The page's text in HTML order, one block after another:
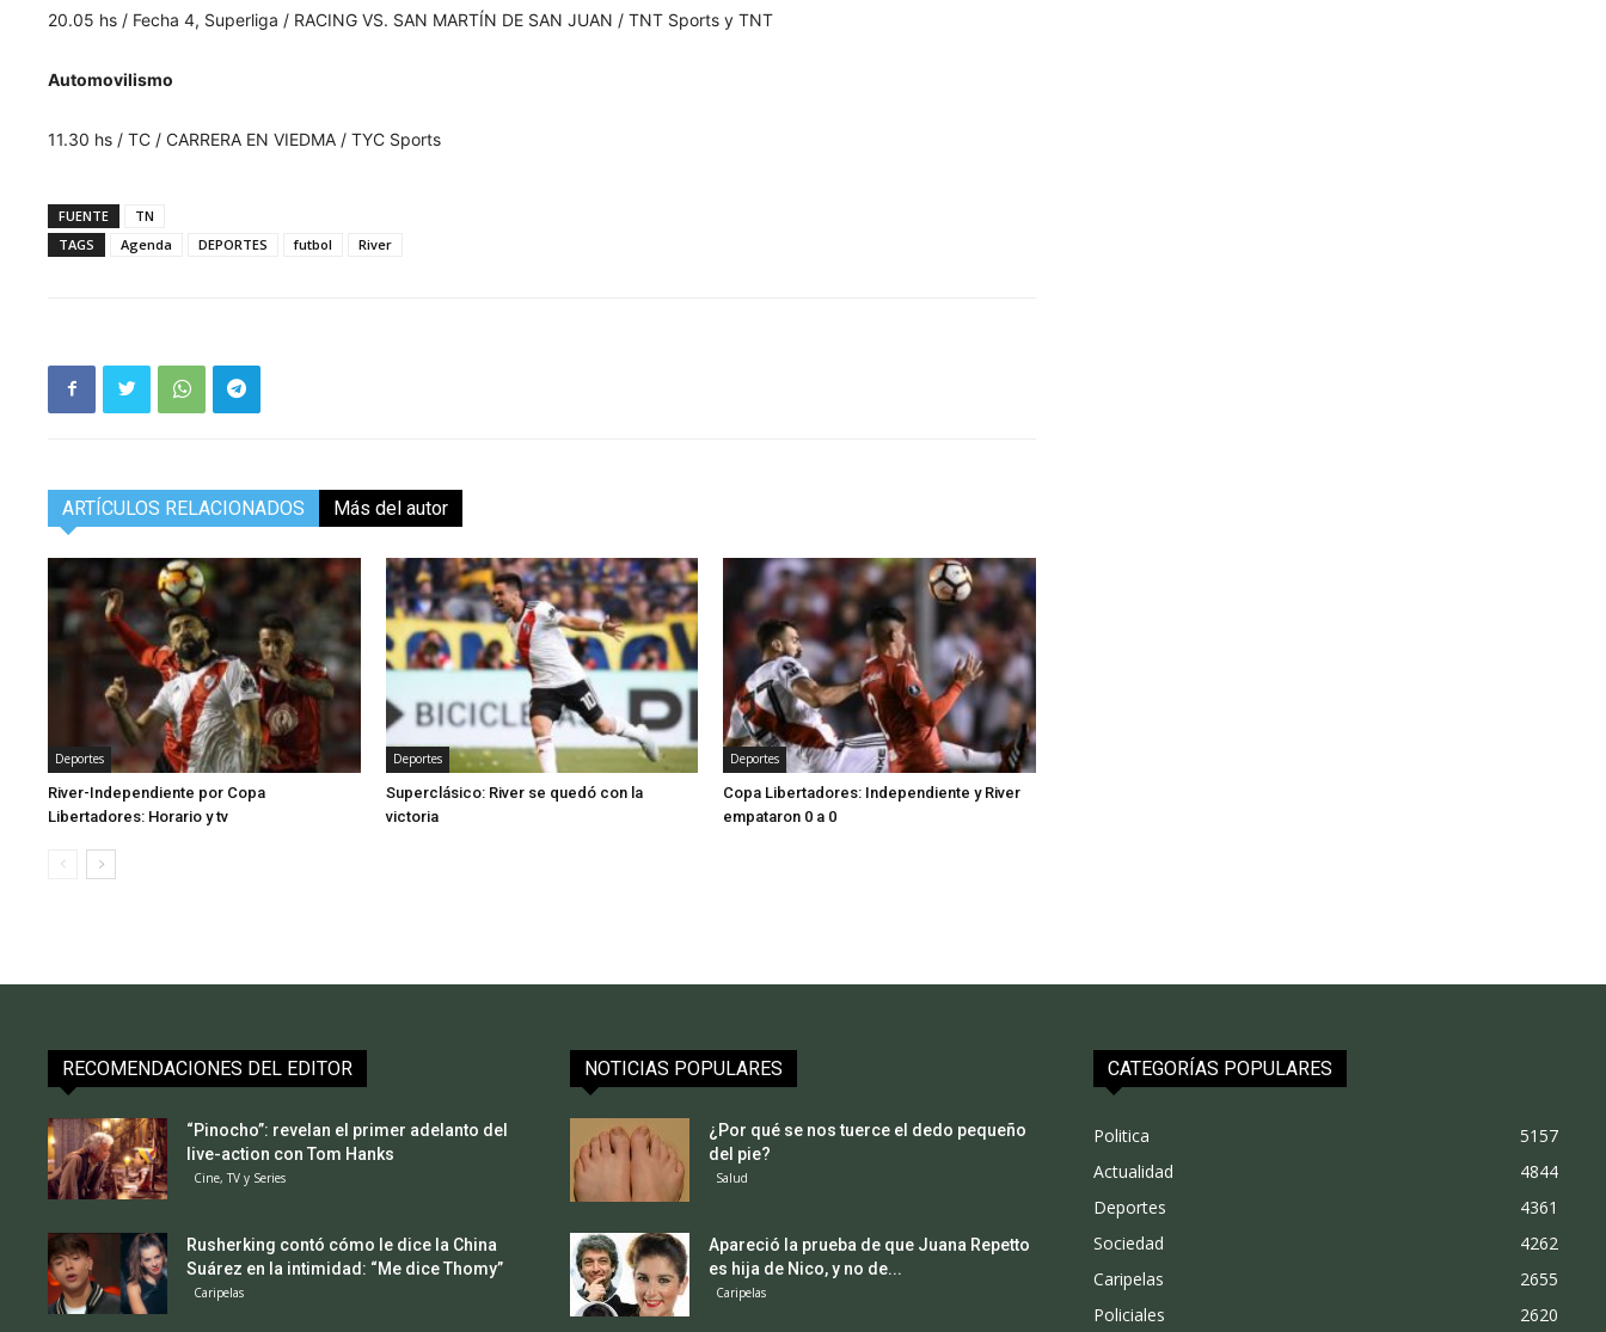
20.05 hs / Fecha 4, Superliga / RACING VS. SAN MARTÍN DE SAN JUAN / TNT Sports y TNT
Automovilismo
11.30 hs / TC / CARRERA EN VIEDMA / TYC Sports
FUENTE
TN
TAGS
Agenda DEPORTES futbol River
ARTÍCULOS RELACIONADOS Más del autor
Deportes
River-Independiente por Copa
Libertadores: Horario y tv
Deportes
Superclásico: River se quedó con la
victoria
Deportes
Copa Libertadores: Independiente y River
empataron 0 a 0
RECOMENDACIONES DEL EDITOR
“Pinocho”: revelan el primer adelanto del
live-action con Tom Hanks
Cine, TV y Series
Rusherking contó cómo le dice la China
Suárez en la intimidad: “Me dice Thomy”
Caripelas
NOTICIAS POPULARES
¿Por qué se nos tuerce el dedo pequeño
del pie?
Salud
Apareció la prueba de que Juana Repetto
es hija de Nico, y no de...
Caripelas
CATEGORÍAS POPULARES
Politica
5157
Actualidad
4844
Deportes
4361
Sociedad
4262
Caripelas
2655
Policiales
2620